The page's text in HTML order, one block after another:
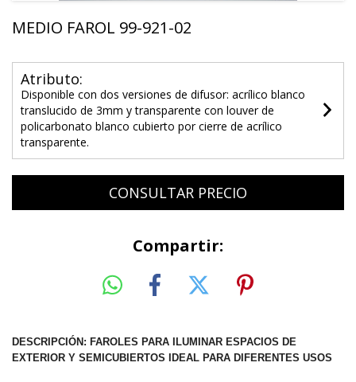
MEDIO FAROL 99-921-02
Atributo:
Disponible con dos versiones de difusor: acrílico blanco
translucido de 3mm y transparente con louver de
policarbonato blanco cubierto por cierre de acrílico
transparente.
Compartir:
DESCRIPCIÓN: FAROLES PARA ILUMINAR ESPACIOS DE
EXTERIOR Y SEMICUBIERTOS IDEAL PARA DIFERENTES USOS